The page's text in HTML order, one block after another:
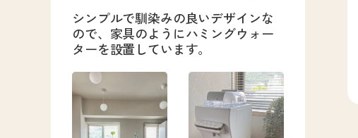
シンプルで馴染みの良いデザインな
ので、家具のようにハミングウォー
ターを設置しています。